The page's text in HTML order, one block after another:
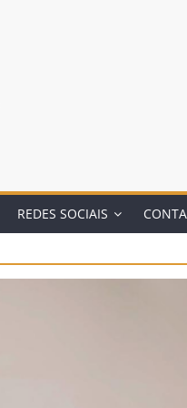
REDES SOCIAIS